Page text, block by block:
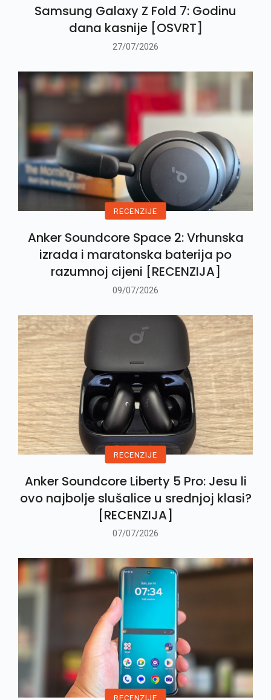
Samsung Galaxy Z Fold 7: Godinu
dana kasnije [OSVRT]
27/07/2026
RECENZIJE
Anker Soundcore Space 2: Vrhunska
izrada i maratonska baterija po
razumnoj cijeni [RECENZIJA]
09/07/2026
RECENZIJE
Anker Soundcore Liberty 5 Pro: Jesu li
ovo najbolje slušalice u srednjoj klasi?
[RECENZIJA]
07/07/2026
RECENZIJE